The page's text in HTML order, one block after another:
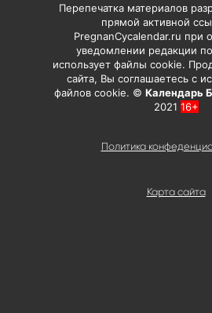
Карта сайта
Перепечатка материалов
прямой активной
PregnanCycalendar.ru при
уведомлении редакции
использует файлы cookie.
сайта, Вы соглашаетесь с
файлов cookie. © Календарь
2021 16+
Политика